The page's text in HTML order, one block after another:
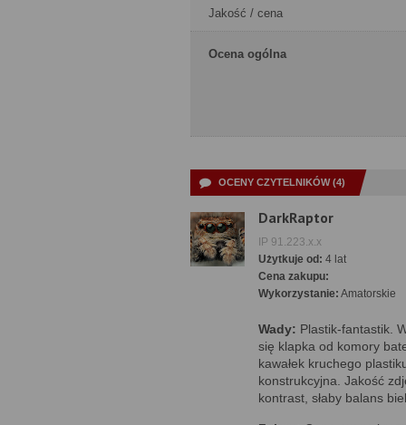
Jakość / cena
Ocena ogólna
OCENY CZYTELNIKÓW (4)
DarkRaptor
IP 91.223.x.x
Użytkuje od: 4 lat
Cena zakupu:
Wykorzystanie: Amatorskie
Wady: Plastik-fantastik.
się klapka od komory
kawałek kruchego
konstrukcyjna. Jakość
kontrast, słaby balans